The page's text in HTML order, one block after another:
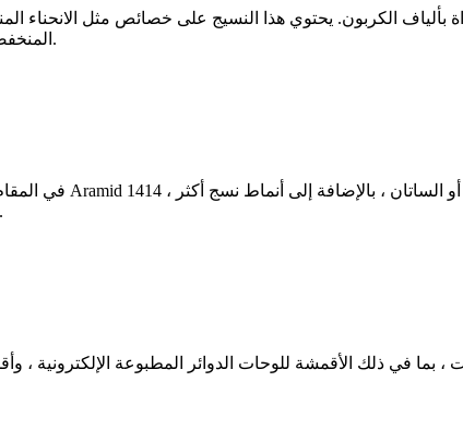
المنخفضة ، وخصائص طمدة جيدة ، ومرونة عالية في التصميم.
تعقيدًا لضبط خصائصها الميكانيكية والخصائص الجمالية.